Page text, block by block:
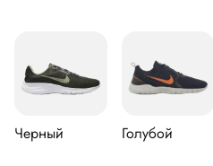
Черный Голубой